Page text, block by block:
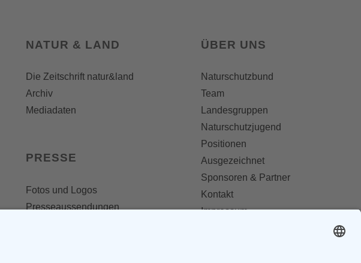
NATUR & LAND
Die Zeitschrift natur&land
Archiv
Mediadaten
PRESSE
Fotos und Logos
Presseaussendungen
ÜBER UNS
Naturschutzbund
Team
Landesgruppen
Naturschutzjugend
Positionen
Ausgezeichnet
Sponsoren & Partner
Kontakt
Impressum